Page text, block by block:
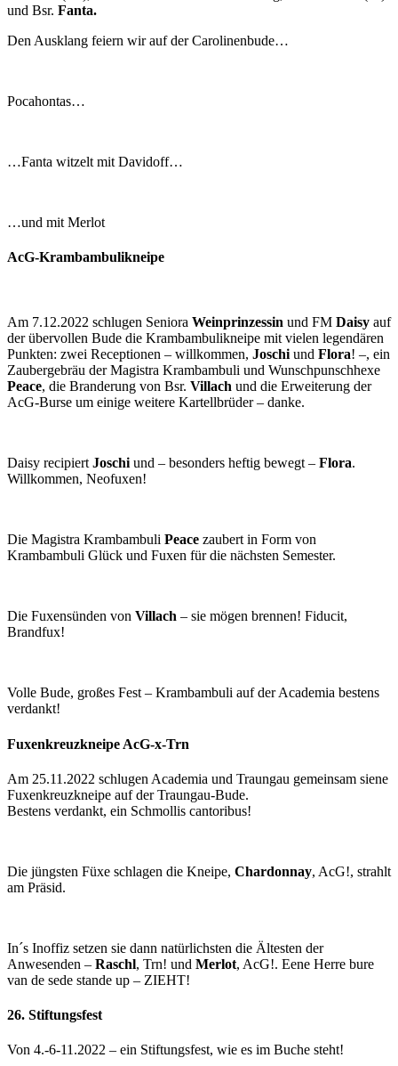
und Bsr. Fanta.
Den Ausklang feiern wir auf der Carolinenbude…
Pocahontas…
…Fanta witzelt mit Davidoff…
…und mit Merlot
AcG-Krambambulikneipe
Am 7.12.2022 schlugen Seniora Weinprinzessin und FM Daisy auf
der übervollen Bude die Krambambulikneipe mit vielen legendären
Punkten: zwei Receptionen – willkommen, Joschi und Flora! –, ein
Zaubergebräu der Magistra Krambambuli und Wunschpunschhexe
Peace, die Branderung von Bsr. Villach und die Erweiterung der
AcG-Burse um einige weitere Kartellbrüder – danke.
Daisy recipiert Joschi und – besonders heftig bewegt – Flora.
Willkommen, Neofuxen!
Die Magistra Krambambuli Peace zaubert in Form von
Krambambuli Glück und Fuxen für die nächsten Semester.
Die Fuxensünden von Villach – sie mögen brennen! Fiducit,
Brandfux!
Volle Bude, großes Fest – Krambambuli auf der Academia bestens
verdankt!
Fuxenkreuzkneipe AcG-x-Trn
Am 25.11.2022 schlugen Academia und Traungau gemeinsam siene
Fuxenkreuzkneipe auf der Traungau-Bude.
Bestens verdankt, ein Schmollis cantoribus!
Die jüngsten Füxe schlagen die Kneipe, Chardonnay, AcG!, strahlt
am Präsid.
In´s Inoffiz setzen sie dann natürlichsten die Ältesten der
Anwesenden – Raschl, Trn! und Merlot, AcG!. Eene Herre bure
van de sede stande up – ZIEHT!
26. Stiftungsfest
Von 4.-6-11.2022 – ein Stiftungsfest, wie es im Buche steht!